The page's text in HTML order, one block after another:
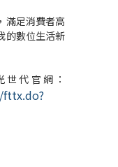
滿足消費者高
的數位生活新
代官網：